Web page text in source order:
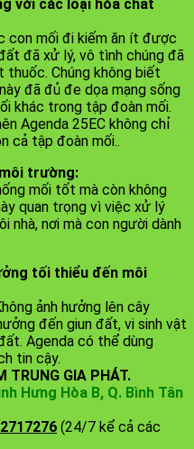
với các loại hóa chất
con mối đi kiếm ăn ít được
đã xử lý, vô tình chúng đã
Chúng không biết
đã đủ đe dọa mạng sống
khác trong tập đoàn mối.
Agenda 25EC không chỉ
cả tập đoàn mối..
trường:
mối tốt mà còn không
quan trọng vì việc xử lý
nhà, nơi mà con người dành
tối thiểu đến môi
ảnh hưởng lên cây
đến giun đất, vi sinh vật
Agenda có thể dùng
tin cậy.
TRUNG GIA PHÁT.
Hưng Hòa B, Q. Bình Tân
(24/7 kể cả các